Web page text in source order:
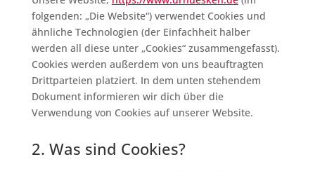
folgenden: „Die Website“) verwendet Cookies und
ähnliche Technologien (der Einfachheit halber
werden all diese unter „Cookies“ zusammengefasst).
Cookies werden außerdem von uns beauftragten
Drittparteien platziert. In dem unten stehendem
Dokument informieren wir dich über die
Verwendung von Cookies auf unserer Website.
2. Was sind Cookies?